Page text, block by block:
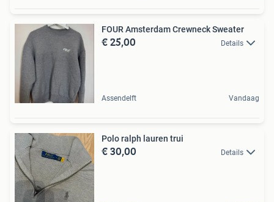
FOUR Amsterdam Crewneck Sweater
€ 25,00 Details
Assendelft Vandaag
Polo ralph lauren trui
€ 30,00 Details